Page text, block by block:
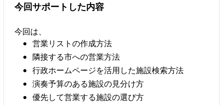
今回サポートした内容
今回は、
営業リストの作成方法
隣接する市への営業方法
行政ホームページを活用した施設検索方法
演奏予算のある施設の見分け方
優先して営業する施設の選び方